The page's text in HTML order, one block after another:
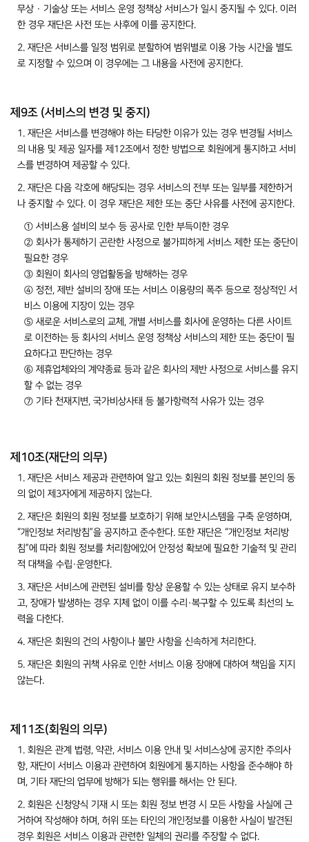
무상 · 기술상 또는 서비스 운영 정책상 서비스가 일시 중지될 수 있다. 이러
한 경우 재단은 사전 또는 사후에 이를 공지한다.
2. 재단은 서비스를 일정 범위로 분할하여 범위별로 이용 가능 시간을 별도
로 지정할 수 있으며 이 경우에는 그 내용을 사전에 공지한다.
제9조 (서비스의 변경 및 중지)
1. 재단은 서비스를 변경해야 하는 타당한 이유가 있는 경우 변경될 서비스
의 내용 및 제공 일자를 제12조에서 정한 방법으로 회원에게 통지하고 서비
스를 변경하여 제공할 수 있다.
2. 재단은 다음 각호에 해당되는 경우 서비스의 전부 또는 일부를 제한하거
나 중지할 수 있다. 이 경우 재단은 제한 또는 중단 사유를 사전에 공지한다.
① 서비스용 설비의 보수 등 공사로 인한 부득이한 경우
② 회사가 통제하기 곤란한 사정으로 불가피하게 서비스 제한 또는 중단이
필요한 경우
③ 회원이 회사의 영업활동을 방해하는 경우
④ 정전, 제반 설비의 장애 또는 서비스 이용량의 폭주 등으로 정상적인 서
비스 이용에 지장이 있는 경우
⑤ 새로운 서비스로의 교체, 개별 서비스를 회사에 운영하는 다른 사이트
로 이전하는 등 회사의 서비스 운영 정책상 서비스의 제한 또는 중단이 필
요하다고 판단하는 경우
⑥ 제휴업체와의 계약종료 등과 같은 회사의 제반 사정으로 서비스를 유지
할 수 없는 경우
⑦ 기타 천재지변, 국가비상사태 등 불가항력적 사유가 있는 경우
제10조(재단의 의무)
1. 재단은 서비스 제공과 관련하여 알고 있는 회원의 회원 정보를 본인의 동
의 없이 제3자에게 제공하지 않는다.
2. 재단은 회원의 회원 정보를 보호하기 위해 보안시스템을 구축 운영하며,
“개인정보 처리방침”을 공지하고 준수한다. 또한 재단은 “개인정보 처리방
침”에 따라 회원 정보를 처리함에있어 안정성 확보에 필요한 기술적 및 관리
적 대책을 수립·운영한다.
3. 재단은 서비스에 관련된 설비를 항상 운용할 수 있는 상태로 유지 보수하
고, 장애가 발생하는 경우 지체 없이 이를 수리·복구할 수 있도록 최선의 노
력을 다한다.
4. 재단은 회원의 건의 사항이나 불만 사항을 신속하게 처리한다.
5. 재단은 회원의 귀책 사유로 인한 서비스 이용 장애에 대하여 책임을 지지
않는다.
제11조(회원의 의무)
1. 회원은 관계 법령, 약관, 서비스 이용 안내 및 서비스상에 공지한 주의사
항, 재단이 서비스 이용과 관련하여 회원에게 통지하는 사항을 준수해야 하
며, 기타 재단의 업무에 방해가 되는 행위를 해서는 안 된다.
2. 회원은 신청양식 기재 시 또는 회원 정보 변경 시 모든 사항을 사실에 근
거하여 작성해야 하며, 허위 또는 타인의 개인정보를 이용한 사실이 발견된
경우 회원은 서비스 이용과 관련한 일체의 권리를 주장할 수 없다.